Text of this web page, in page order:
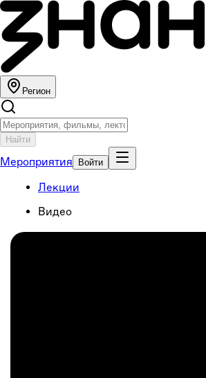
Регион
Найти
Мероприятия Войти
Лекции
Видео